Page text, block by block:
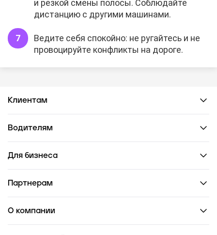
и резкой смены полосы. Соблюдайте
дистанцию с другими машинами.
Ведите себя спокойно: не ругайтесь и не
провоцируйте конфликты на дороге.
Клиентам
Водителям
Для бизнеса
Партнерам
О компании